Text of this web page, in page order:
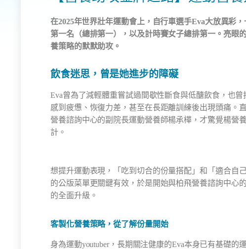
在2025年世界壯年運動會上，自行車選手Eva大放異彩
第一名（總排第一），以及計時賽女子總排第一。亮眼
養策略的默默助攻。
飲食迷思，曾是她進步的障礙
Eva曾為了減輕體重嘗試過間歇性斷食與低醣飲食，也
感到疲憊、恢復力差，甚至在長距離訓練後出現頭痛。
營養諮詢中心的副院長運動營養師楊承樺，才驚覺楊營
計。
想提升運動表現，「吃到切合的份量搭配」和「適合自
的公版菜單更關鍵有效，於是開始與柏飛營養諮詢中心
的全面升級。
客製化營養策略，從了解份量開始
身為運動youtuber，長期關注健康的Eva本身已有基礎